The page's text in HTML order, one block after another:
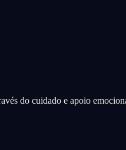
do cuidado e apoio